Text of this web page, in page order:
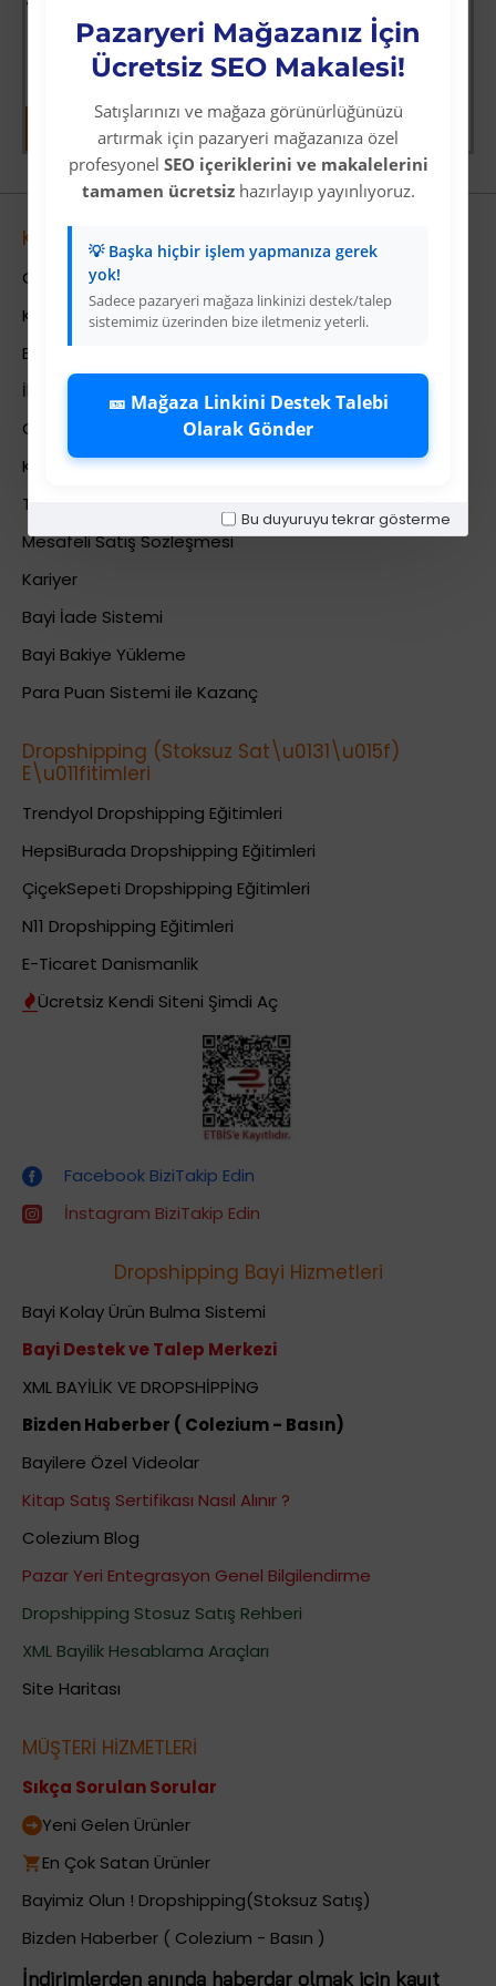
Pazaryeri Mağazanız İçin
Ücretsiz SEO Makalesi!
Satışlarınızı ve mağaza görünürlüğünüzü
artırmak için pazaryeri mağazanıza özel
profesyonel SEO içeriklerini ve makalelerini
tamamen ücretsizhazırlayıp yayınlıyoruz.
💡 Başka hiçbir işlem yapmanıza gerek
yok!
Sadece pazaryeri mağaza linkinizi destek/talep
sistemimiz üzerinden bize iletmeniz yeterli.
🎫 Mağaza Linkini Destek Talebi
Olarak Gönder
Bu duyuruyu tekrar gösterme
Üyelere Özel Fiyat
Üye Olunuz
Kurumsal
Colezium Hakkında
Kurumsal Bilgiler
Banka Hesab Bilgileri
İletişim
Gizlilik Politikası
Kullanıcı Sözleşmesi
Teslimat Bilgileri
Mesafeli Satış Sözleşmesi
Kariyer
Bayi İade Sistemi
Bayi Bakiye Yükleme
Para Puan Sistemi ile Kazanç
Dropshipping (Stoksuz Sat\u0131\u015f)
E\u011fitimleri
Trendyol Dropshipping Eğitimleri
HepsiBurada Dropshipping Eğitimleri
ÇiçekSepeti Dropshipping Eğitimleri
N11 Dropshipping Eğitimleri
E-Ticaret Danismanlik
Ücretsiz Kendi Siteni Şimdi Aç
Facebook BiziTakip Edin
İnstagram BiziTakip Edin
Dropshipping Bayi Hizmetleri
Bayi Kolay Ürün Bulma Sistemi
Bayi Destek ve Talep Merkezi
XML BAYİLİK VE DROPSHİPPİNG
Bizden Haberber ( Colezium - Basın)
Bayilere Özel Videolar
Kitap Satış Sertifikası Nasıl Alınır ?
Colezium Blog
Pazar Yeri Entegrasyon Genel Bilgilendirme
Dropshipping Stosuz Satış Rehberi
XML Bayilik Hesablama Araçları
Site Haritası
MÜŞTERİ HİZMETLERİ
Sıkça Sorulan Sorular
Yeni Gelen Ürünler
En Çok Satan Ürünler
Bayimiz Olun ! Dropshipping(Stoksuz Satış)
Bizden Haberber ( Colezium - Basın )
İndirimlerden anında haberdar olmak için kayıt